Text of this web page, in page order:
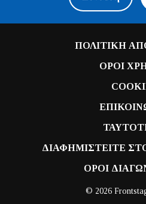
ΠΟΛΙΤΙΚΗ
ΟΡΟΙ
ΔΙΑΦΗΜΙΣΤΕΙΤΕ
ΟΡΟΙ
© 2026